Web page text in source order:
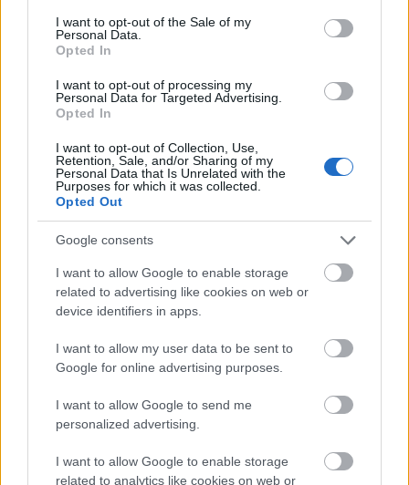
consent section.
I want to opt-out of the Sale of my
Personal Data.
Opted In
I want to opt-out of processing my
Personal Data for Targeted Advertising.
Opted In
I want to opt-out of Collection, Use,
Retention, Sale, and/or Sharing of my
Personal Data that Is Unrelated with the
Purposes for which it was collected.
Opted Out
Google consents
I want to allow Google to enable storage
related to advertising like cookies on web or
device identifiers in apps.
I want to allow my user data to be sent to
Google for online advertising purposes.
I want to allow Google to send me
personalized advertising.
I want to allow Google to enable storage
related to analytics like cookies on web or
rendeznek helytörténeti vetélkedőt, míg
Budafokon a Klauzál Gábor Budafok-Tétényi
kedvence, Farkasházi Réka és a Tintanyúl lép
majd a színpadra.
külföldi települések is, idén pedig már az
összes, hazánkkal szomszédos ország
csatlakozik az eseményhez. Bécstől Eszékig
nyolc határon túli település szervez